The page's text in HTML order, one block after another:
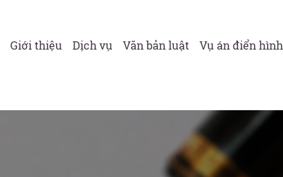
Giới thiệu Dịch vụ Văn bản luật Vụ án điển hình